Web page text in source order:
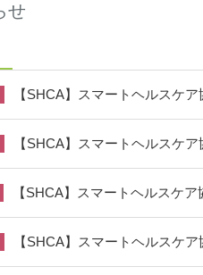
せ
【SHCA】スマートヘルスケ
【SHCA】スマートヘルスケ
【SHCA】スマートヘルスケ
【SHCA】スマートヘルスケ